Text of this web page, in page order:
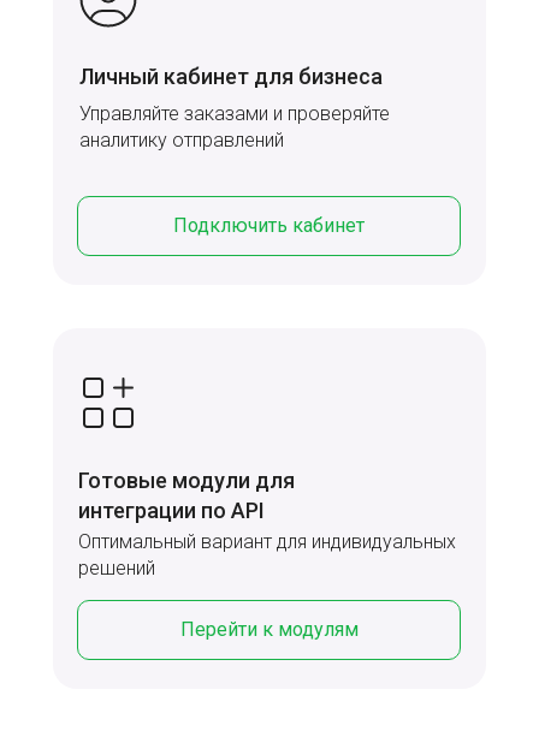
Личный кабинет для бизнеса
Подключить кабинет
Управляйте заказами и проверяйте
аналитику отправлений
Готовые модули для
интеграции по API
Перейти к модулям
Оптимальный вариант для индивидуальных
решений